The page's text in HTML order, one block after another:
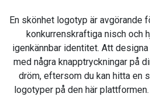
En skönhet logotyp är avgörande
konkurrenskraftiga nisch och
igenkännbar identitet. Att
med några knapptryckningar på
dröm, eftersom du kan hitta en
logotyper på den här